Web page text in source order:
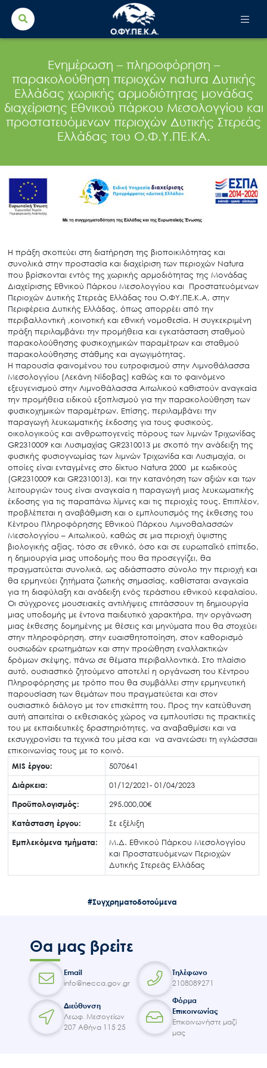
Search
for:
Search
for:
Ο.ΦΥ.ΠΕ.Κ.Α.
Νέα – Δημοσιότητα
Άξονες δράσης
Μ.Δ.Π.Π.
Έργα
Εισιτήρια
Επικοινωνία
Ενημέρωση – πληροφόρηση –
παρακολούθηση περιοχών natura Δυτικής
Ελλάδας χωρικής αρμοδιότητας μονάδας
διαχείρισης Εθνικού πάρκου Μεσολογγίου και
προστατευόμενων περιοχών Δυτικής Στερεάς
Ελλάδας του Ο.Φ.Υ.ΠΕ.ΚΑ.
Η πράξη σκοπεύει στη διατήρηση της βιοποικιλότητας και
συνολικά στην προστασία και διαχείριση των περιοχών Natura
που βρίσκονται εντός της χωρικής αρμοδιότητας της Μονάδας
Διαχείρισης Εθνικού Πάρκου Μεσολογγίου και Προστατευόμενων
Περιοχών Δυτικής Στερεάς Ελλάδας του Ο.ΦΥ.ΠΕ.Κ.Α, στην
Περιφέρεια Δυτικής Ελλάδας, όπως απορρέει από την
περιβαλλοντική ,κοινοτική και εθνική νομοθεσία. Η συγκεκριμένη
πράξη περιλαμβάνει την προμήθεια και εγκατάσταση σταθμού
παρακολούθησης φυσικοχημικών παραμέτρων και σταθμού
παρακολούθησης στάθμης και αγωγιμότητας.
Η παρουσία φαινομένου του ευτροφισμού στην Λιμνοθάλασσα
Μεσολογγίου (Λεκάνη Νίδοβας) καθώς και το φαινόμενο
εξευγενισμού στην Λιμνοθάλασσα Αιτωλικού καθιστούν αναγκαία
την προμήθεια ειδικού εξοπλισμού για την παρακολούθηση των
φυσικοχημικών παραμέτρων. Επίσης, περιλαμβάνει την
παραγωγή λευκωματικής έκδοσης για τους φυσικούς,
οικολογικούς και ανθρωπογενείς πόρους των λιμνών Τριχωνίδας
GR2310009 και Λυσιμαχίας GR2310013 με σκοπό την ανάδειξη της
φυσικής φυσιογνωμίας των λιμνών Τριχωνίδα και Λυσιμαχία, οι
οποίες είναι ενταγμένες στο δίκτυο Natura 2000 με κωδικούς
(GR2310009 και GR2310013), και την κατανόηση των αξιών και των
λειτουργιών τους είναι αναγκαία η παραγωγή μιας λευκωματικής
έκδοσης για τις παραπάνω λίμνες και τις περιοχές τους. Επιπλέον,
προβλέπεται η αναβάθμιση και ο εμπλουτισμός της έκθεσης του
Κέντρου Πληροφόρησης Εθνικού Πάρκου Λιμνοθαλασσών
Μεσολογγίου – Αιτωλικού, καθώς σε μια περιοχή ύψιστης
βιολογικής αξίας, τόσο σε εθνικό, όσο και σε ευρωπαϊκό επίπεδο,
η δημιουργία μιας υποδομής που θα προσεγγίζει, θα
πραγματεύεται συνολικά, ως αδιάσπαστο σύνολο την περιοχή και
θα ερμηνεύει ζητήματα ζωτικής σημασίας, καθίσταται αναγκαία
για τη διαφύλαξη και ανάδειξη ενός τεράστιου εθνικού κεφαλαίου.
Οι σύγχρονες μουσειακές αντιλήψεις επιτάσσουν τη δημιουργία
μιας υποδομής με έντονα παιδευτικό χαρακτήρα, την οργάνωση
μιας έκθεσης δομημένης με θέσεις και μηνύματα που θα στοχεύει
στην πληροφόρηση, στην ευαισθητοποίηση, στον καθορισμό
ουσιωδών ερωτημάτων και στην προώθηση εναλλακτικών
δρόμων σκέψης, πάνω σε θέματα περιβαλλοντικά. Στο πλαίσιο
αυτό, ουσιαστικό ζητούμενο αποτελεί η οργάνωση του Κέντρου
Πληροφόρησης με τρόπο που θα συμβάλλει στην ερμηνευτική
παρουσίαση των θεμάτων που πραγματεύεται και στον
ουσιαστικό διάλογο με τον επισκέπτη του. Προς την κατεύθυνση
αυτή απαιτείται ο εκθεσιακός χώρος να εμπλουτίσει τις πρακτικές
του με εκπαιδευτικές δραστηριότητες, να αναβαθμίσει και να
εκσυγχρονίσει τα τεχνικά του μέσα και να ανανεώσει τη «γλώσσα»
επικοινωνίας τους με το κοινό.
MIS έργου:
5070641
Διάρκεια:
01/12/2021- 01/04/2023
Προϋπολογισμός:
295.000,00€
Κατάσταση έργου:
Σε εξέλιξη
Εμπλεκόμενα τμήματα:
Μ.Δ. Εθνικού Πάρκου Μεσολογγίου
και Προστατευόμενων Περιοχών
Δυτικής Στερεάς Ελλάδας
#Συγχρηματοδοτούμενα
Θα μας βρείτε
Email
info@necca.gov.gr
Τηλέφωνο
2108089271
Διεύθυνση
Λεωφ. Μεσογείων
207 Αθήνα 115 25
Φόρμα
Επικοινωνίας
Επικοινωνήστε μαζί
μας